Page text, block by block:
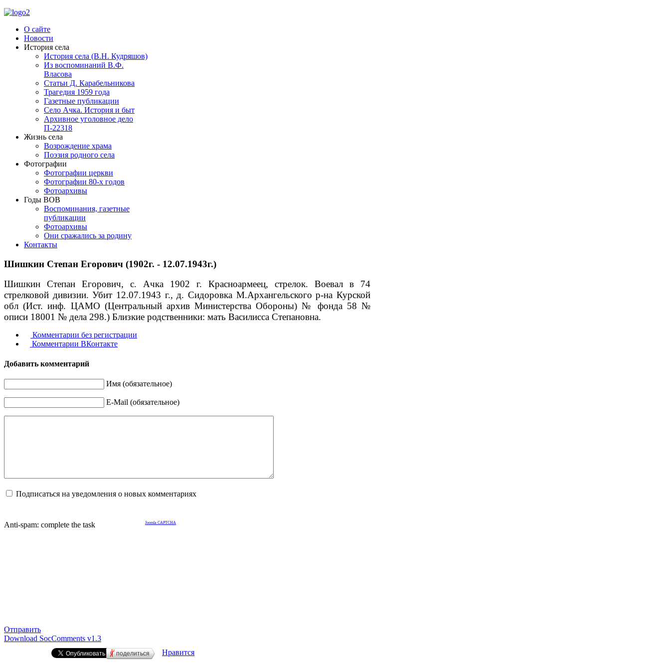
О сайте
Новости
История села
История села (В.Н. Кудряшов)
Из воспоминаний В.Ф.
Власова
Статьи Д. Карабельникова
Трагедия 1959 года
Газетные публикации
Село Ачка. История и быт
Архивное уголовное дело
П-22318
Жизнь села
Возрождение храма
Поэзия родного села
Фотографии
Фотографии церкви
Фотографии 80-х годов
Фотоархивы
Годы ВОВ
Воспоминания, газетные
публикации
Фотоархивы
Они сражались за родину
Контакты
Шишкин Степан Егорович (1902г. - 12.07.1943г.)
Шишкин Степан Егорович, с. Ачка 1902 г. Красноармеец, стрелок. Воевал в 74
стрелковой дивизии. Убит 12.07.1943 г., д. Сидоровка М.Архангельского р-на Курской
обл (Ист. инф. ЦАМО (Центральный архив Министерства Обороны) № фонда 58 №
описи 18001 № дела 298.) Близкие родственники: мать Василисса Степановна.
Комментарии без регистрации
Комментарии ВКонтакте
Добавить комментарий
Имя (обязательное)
E-Mail (обязательное)
Подписаться на уведомления о новых комментариях
Anti-spam: complete the task Joomla CAPTCHA
Отправить
Download SocComments v1.3
поделиться Нравится